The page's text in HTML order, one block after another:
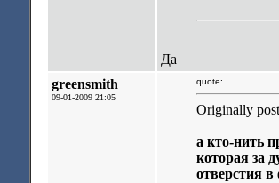
Да
greensmith
09-01-2009 21:05
quote:
Originally
а кто-нить
которая за
отверстия